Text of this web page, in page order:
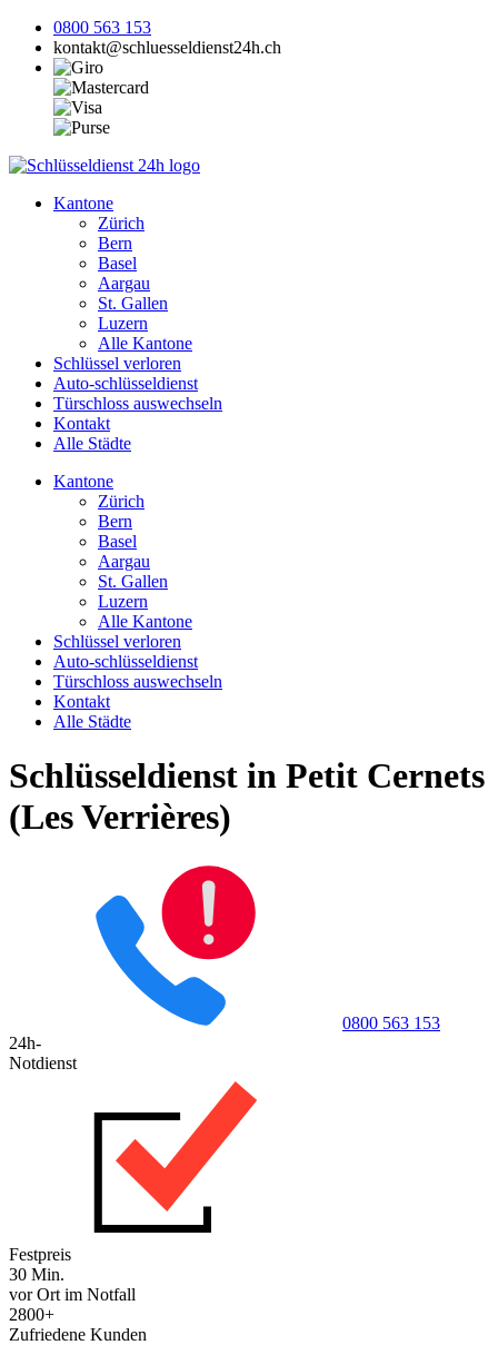
0800 563 153
kontakt@schluesseldienst24h.ch
Kantone
Zürich
Bern
Basel
Aargau
St. Gallen
Luzern
Alle Kantone
Schlüssel verloren
Auto-schlüsseldienst
Türschloss auswechseln
Kontakt
Alle Städte
Kantone
Zürich
Bern
Basel
Aargau
St. Gallen
Luzern
Alle Kantone
Schlüssel verloren
Auto-schlüsseldienst
Türschloss auswechseln
Kontakt
Alle Städte
Schlüsseldienst in Petit Cernets
(Les Verrières)
0800 563 153
24h-
Notdienst
Festpreis
30 Min.
vor Ort im Notfall
2800+
Zufriedene Kunden